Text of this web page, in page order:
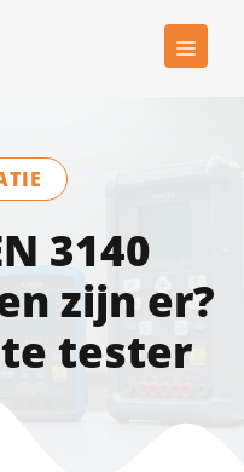
3140
zijn er?
tester